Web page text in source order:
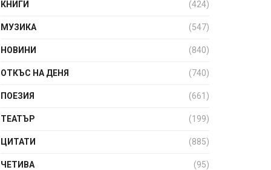
КНИГИ (424)
МУЗИКА (547)
НОВИНИ (840)
ОТКЪС НА ДЕНЯ (740)
ПОЕЗИЯ (661)
ТЕАТЪР (199)
ЦИТАТИ (885)
ЧЕТИВА (95)